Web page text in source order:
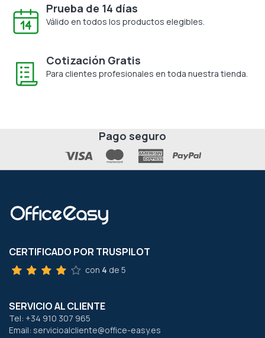
Prueba de 14 días
Válido en todos los productos elegibles.
Cotización Gratis
Para clientes profesionales en toda nuestra tienda.
Pago seguro
CERTIFICADO POR TRUSPILOT
con 4 de 5
SERVICIO AL CLIENTE
Tel: +34 910 307 965
Email: servicioalcliente@office-easy.es